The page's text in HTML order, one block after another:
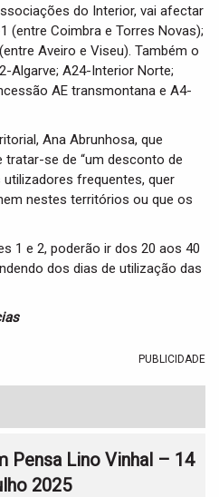
do Interior, vai afectar
(entre Coimbra e Torres Novas);
Aveiro e Viseu). Também o
Algarve; A24-Interior Norte;
AE transmontana e A4-
Ana Abrunhosa, que
tratar-se de “um desconto de
utilizadores frequentes, quer
nestes territórios ou que os
1 e 2, poderão ir dos 20 aos 40
dos dias de utilização das
PUBLICIDADE
Pensa Lino Vinhal – 14
2025